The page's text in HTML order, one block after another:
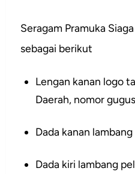
Seragam Pramuka
sebagai berikut
Lengan kanan logo
Daerah, nomor
Dada kanan
Dada kiri lambang